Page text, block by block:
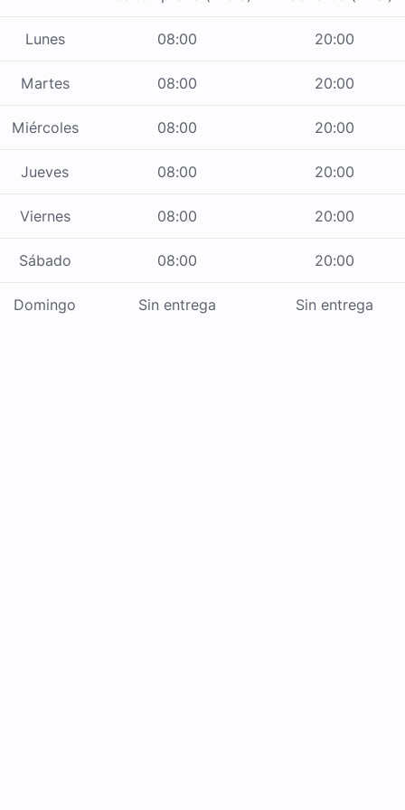
Lunes 08:00 20:00
Martes 08:00 20:00
Miércoles 08:00 20:00
Jueves 08:00 20:00
Viernes 08:00 20:00
Sábado 08:00 20:00
Domingo Sin entrega Sin entrega